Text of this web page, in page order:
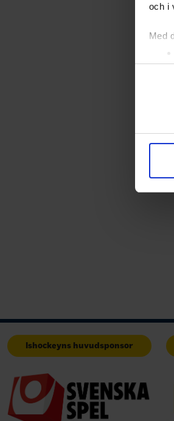
och i
Med
Ta
eller
till
Ishockeyns huvudsponsor